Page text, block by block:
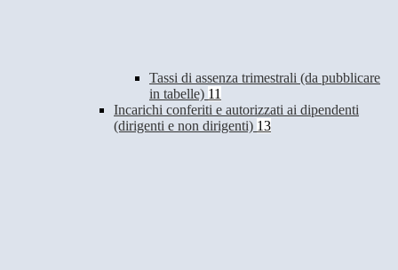
Tassi di assenza trimestrali (da pubblicare
in tabelle) 11
Incarichi conferiti e autorizzati ai dipendenti
(dirigenti e non dirigenti) 13